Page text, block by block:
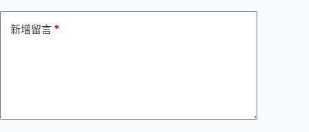
新增留言 *